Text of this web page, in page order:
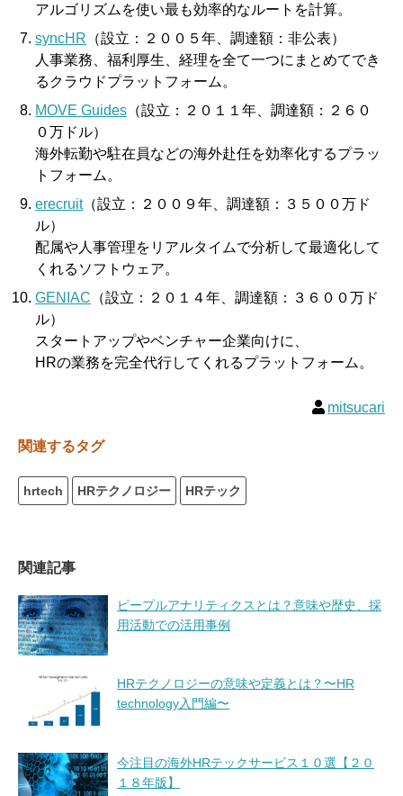
アルゴリズムを使い最も効率的なルートを計算。
syncHR （設立：２００５年、調達額：非公表）
人事業務、福利厚生、経理を全て一つにまとめてでき
るクラウドプラットフォーム。
MOVE Guides （設立：２０１１年、調達額：２６０
０万ドル）
海外転勤や駐在員などの海外赴任を効率化するプラッ
トフォーム。
erecruit（設立：２００９年、調達額：３５００万ド
ル）
配属や人事管理をリアルタイムで分析して最適化して
くれるソフトウェア。
GENIAC （設立：２０１４年、調達額：３６００万ド
ル）
スタートアップやベンチャー企業向けに、
HRの業務を完全代行してくれるプラットフォーム。
mitsucari
関連するタグ
hrtech HRテクノロジー HRテック
関連記事
ピープルアナリティクスとは？意味や歴史、採
用活動での活用事例
HRテクノロジーの意味や定義とは？〜HR
technology入門編〜
今注目の海外HRテックサービス１０選【２０
１８年版】